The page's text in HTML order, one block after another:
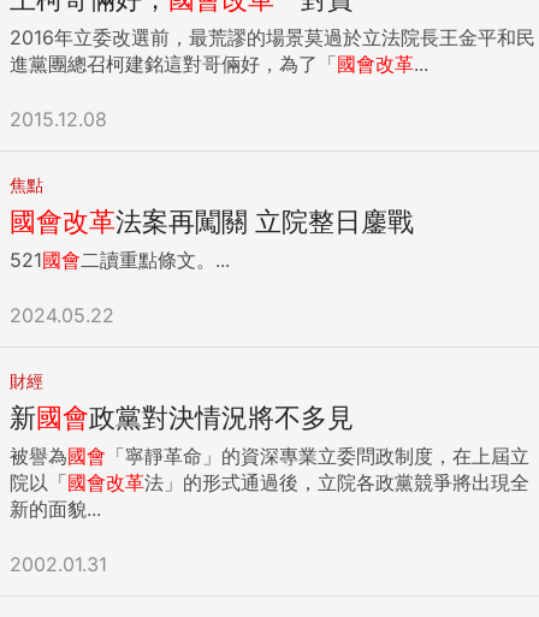
2016年立委改選前，最荒謬的場景莫過於立法院長王金平和民
進黨團總召柯建銘這對哥倆好，為了「國會改革...
2015.12.08
焦點
國會改革法案再闖關 立院整日鏖戰
521國會二讀重點條文。...
2024.05.22
財經
新國會政黨對決情況將不多見
被譽為國會 「寧靜革命」的資深專業立委問政制度，在上屆立
院以「國會改革法」的形式通過後，立院各政黨競爭將出現全
新的面貌...
2002.01.31